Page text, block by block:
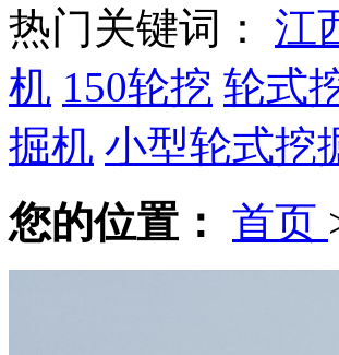
热门关键词： 江
机 150轮挖 轮式
掘机 小型轮式挖
您的位置： 首页